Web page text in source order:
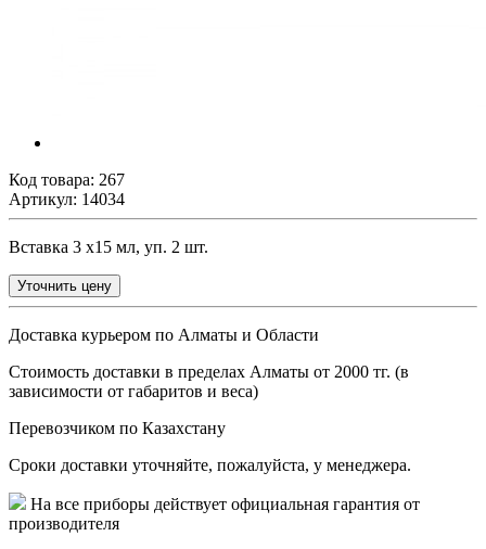
Код товара: 267
Артикул: 14034
Вставка 3 х15 мл, уп. 2 шт.
Уточнить цену
Доставка курьером по Алматы и Области
Стоимость доставки в пределах Алматы от 2000 тг. (в
зависимости от габаритов и веса)
Перевозчиком по Казахстану
Сроки доставки уточняйте, пожалуйста, у менеджера.
На все приборы действует официальная гарантия от
производителя